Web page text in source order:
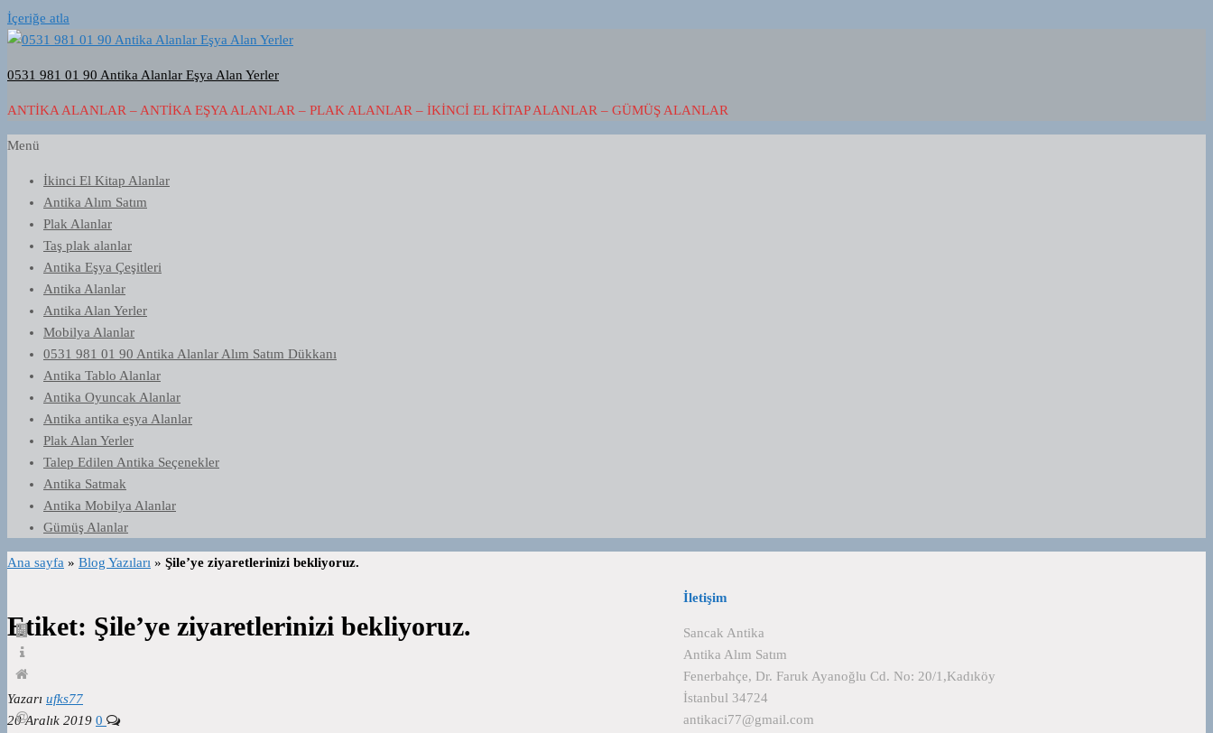
İçeriğe atla
0531 981 01 90 Antika Alanlar Eşya Alan Yerler
ANTIKA ALANLAR – ANTIKA EŞYA ALANLAR – PLAK ALANLAR – İKINCI EL KITAP ALANLAR – GÜMÜŞ ALANLAR
Menü
İkinci El Kitap Alanlar
Antika Alım Satım
Plak Alanlar
Taş plak alanlar
Antika Eşya Çeşitleri
Antika Alanlar
Antika Alan Yerler
Mobilya Alanlar
0531 981 01 90 Antika Alanlar Alım Satım Dükkanı
Antika Tablo Alanlar
Antika Oyuncak Alanlar
Antika antika eşya Alanlar
Plak Alan Yerler
Talep Edilen Antika Seçenekler
Antika Satmak
Antika Mobilya Alanlar
Gümüş Alanlar
Ana sayfa » Blog Yazıları » Şile’ye ziyaretlerinizi bekliyoruz.
Etiket: Şile’ye ziyaretlerinizi bekliyoruz.
Yazarı ufks77
20 Aralık 2019 0
İletişim
Sancak Antika
Antika Alım Satım
Fenerbahçe, Dr. Faruk Ayanoğlu Cd. No: 20/1,Kadıköy
İstanbul 34724
antikaci77@gmail.com